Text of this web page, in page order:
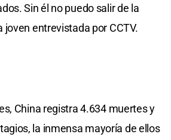
Sin él no puedo salir de la
joven entrevistada por CCTV.
China registra 4.634 muertes y
la inmensa mayoría de ellos